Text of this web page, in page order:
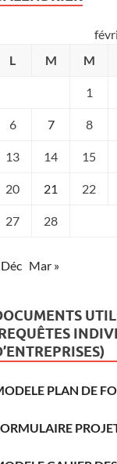
L
M M
1
6 7 8
13 14 15
20 21 22
27 28
Mar »
PLAN DE